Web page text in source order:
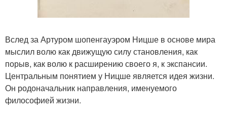
Вслед за Артуром шопенгауэром Ницше в основе мира
мыслил волю как движущую силу становления, как
порыв, как волю к расширению своего я, к экспансии.
Центральным понятием у Ницше является идея жизни.
Он родоначальник направления, именуемого
философией жизни.